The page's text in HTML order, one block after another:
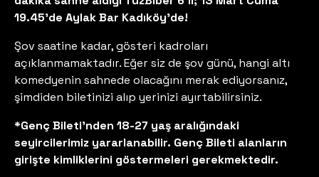
19.45'de Aylak Bar Kadıköy’de!
Şov saatine kadar, gösteri kadroları
açıklanmamaktadır. Eğer siz de şov günü, hangi altı
komedyenin sahnede olacağını merak ediyorsanız,
şimdiden biletinizi alıp yerinizi ayırtabilirsiniz.
*Genç Bileti'nden 18-27 yaş aralığındaki
seyircilerimiz yararlanabilir. Genç Bileti alanların
girişte kimliklerini göstermeleri gerekmektedir.